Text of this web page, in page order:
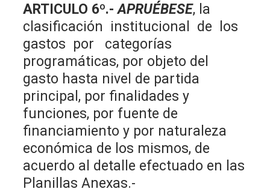
ARTICULO 6º.- APRUÉBESE, la
clasificación institucional de los
gastos por categorías
programáticas, por objeto del
gasto hasta nivel de partida
principal, por finalidades y
funciones, por fuente de
financiamiento y por naturaleza
económica de los mismos, de
acuerdo al detalle efectuado en las
Planillas Anexas.-